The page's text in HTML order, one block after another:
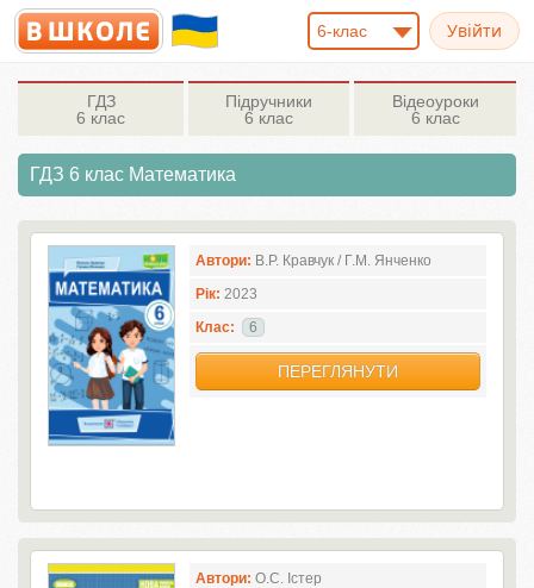
6-клас
ГДЗ
6 клас
Підручники
6 клас
Відеоуроки
6 клас
ГДЗ 6 клас Математика
Автори: В.Р. Кравчук / Г.М. Янченко
Рік: 2023
Клас:
6
ПЕРЕГЛЯНУТИ
Автори: О.С. Істер